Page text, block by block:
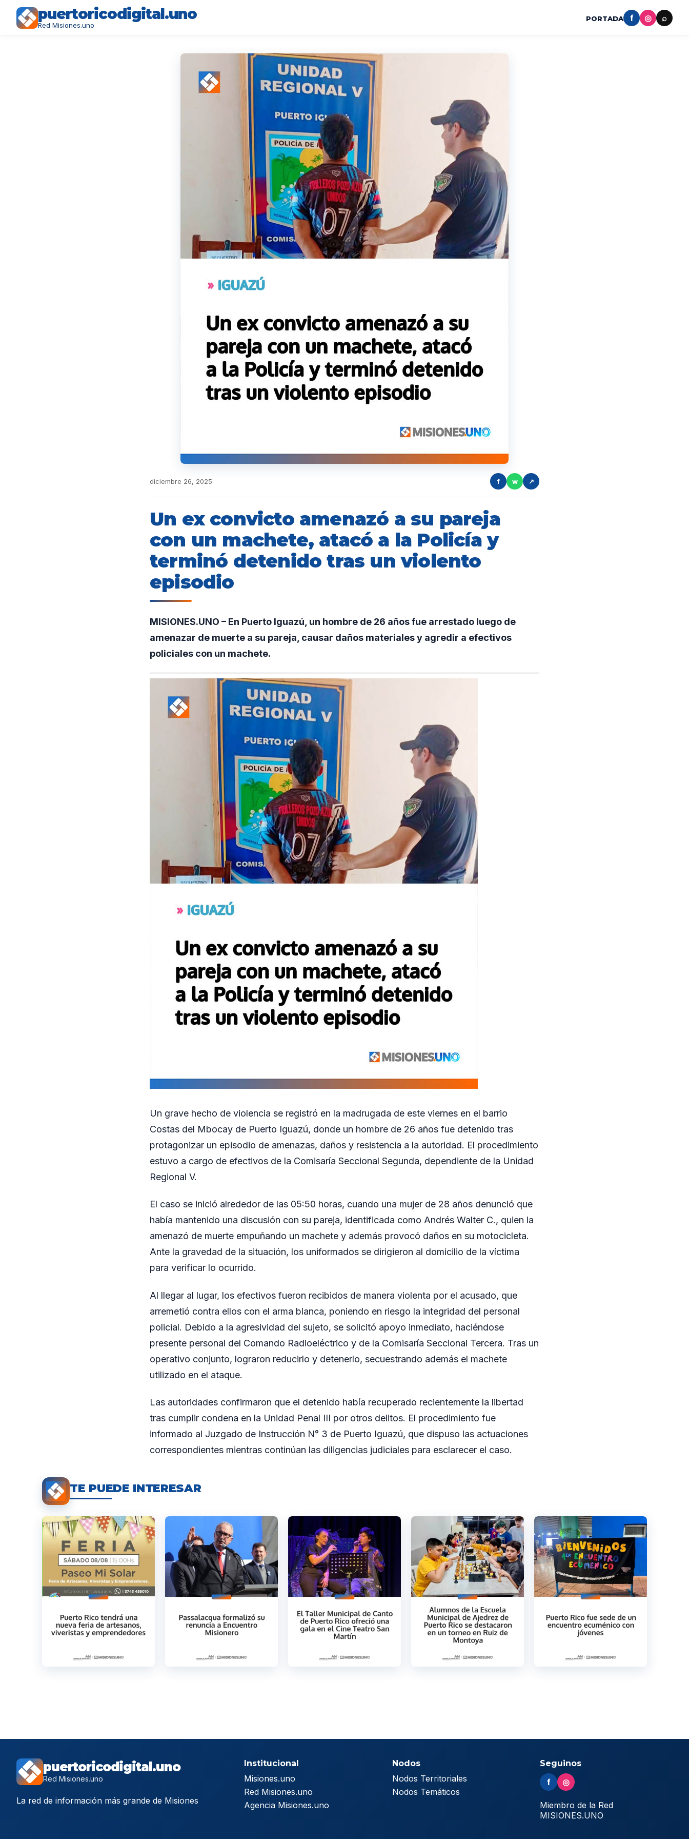
puertoricodigital.uno
Red Misiones.uno
PORTADA f ◎ ⌕
diciembre 26, 2025 f w ↗
Un ex convicto amenazó a su pareja
con un machete, atacó a la Policía y
terminó detenido tras un violento
episodio
MISIONES.UNO – En Puerto Iguazú, un hombre de 26 años fue arrestado luego de
amenazar de muerte a su pareja, causar daños materiales y agredir a efectivos
policiales con un machete.
Un grave hecho de violencia se registró en la madrugada de este viernes en el barrio
Costas del Mbocay de Puerto Iguazú, donde un hombre de 26 años fue detenido tras
protagonizar un episodio de amenazas, daños y resistencia a la autoridad. El procedimiento
estuvo a cargo de efectivos de la Comisaría Seccional Segunda, dependiente de la Unidad
Regional V.
El caso se inició alrededor de las 05:50 horas, cuando una mujer de 28 años denunció que
había mantenido una discusión con su pareja, identificada como Andrés Walter C., quien la
amenazó de muerte empuñando un machete y además provocó daños en su motocicleta.
Ante la gravedad de la situación, los uniformados se dirigieron al domicilio de la víctima
para verificar lo ocurrido.
Al llegar al lugar, los efectivos fueron recibidos de manera violenta por el acusado, que
arremetió contra ellos con el arma blanca, poniendo en riesgo la integridad del personal
policial. Debido a la agresividad del sujeto, se solicitó apoyo inmediato, haciéndose
presente personal del Comando Radioeléctrico y de la Comisaría Seccional Tercera. Tras un
operativo conjunto, lograron reducirlo y detenerlo, secuestrando además el machete
utilizado en el ataque.
Las autoridades confirmaron que el detenido había recuperado recientemente la libertad
tras cumplir condena en la Unidad Penal III por otros delitos. El procedimiento fue
informado al Juzgado de Instrucción N° 3 de Puerto Iguazú, que dispuso las actuaciones
correspondientes mientras continúan las diligencias judiciales para esclarecer el caso.
TE PUEDE INTERESAR
puertoricodigital.uno
Red Misiones.uno
La red de información más grande de Misiones
Institucional
Misiones.uno
Red Misiones.uno
Agencia Misiones.uno
Nodos
Nodos Territoriales
Nodos Temáticos
Seguinos
f ◎
Miembro de la Red
MISIONES.UNO